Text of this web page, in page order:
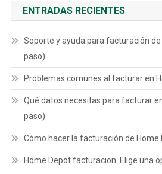
ENTRADAS RECIENTES
Soporte y ayuda para facturación
paso)
Problemas comunes al facturar en
Qué datos necesitas para facturar
paso)
Cómo hacer la facturación de Home
Home Depot facturacion: Elige una